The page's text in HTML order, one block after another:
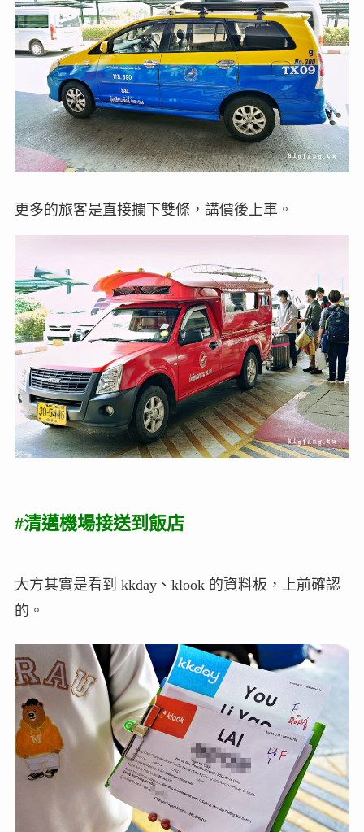
更多的旅客是直接攔下雙條，講價後上車。
#清邁機場接送到飯店
大方其實是看到 kkday、klook 的資料板，上前確認
的。